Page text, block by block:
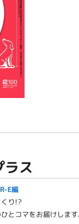
ス
E編
り!?
とコマをお届けしま